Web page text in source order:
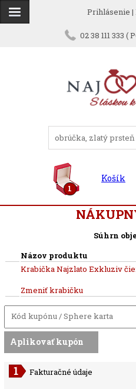
Prihlásenie |
02 38 111 333 (
1
Košík
Súhrn
Názov produktu
Krabička Najzlato Exkluziv
Zmeniť krabičku
Fakturačné údaje